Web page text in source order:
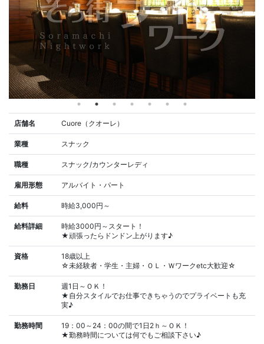
店舗名 Cuore（クオーレ）
業種 スナック
職種 スナック/カウンターレディ
雇用形態 アルバイト・パート
給料 時給3,000円～
給料詳細
時給3000円～スタート！
★頑張ったらドンドン上がります♪
資格
18歳以上
☆未経験者・学生・主婦・ＯＬ・Ｗワークetc大歓迎☆
勤務日
週1日～ＯＫ！
★自分スタイルでお仕事できちゃうのでプライベートも充
実♪
勤務時間
19：00～24：00の間で1日2ｈ～ＯＫ！
★勤務時間については何でもご相談下さい♪